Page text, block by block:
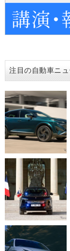
注目の自動車ニュ